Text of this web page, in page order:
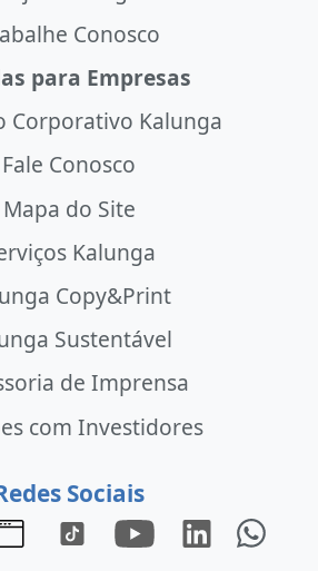
Conosco
para Empresas
Corporativo Kalunga
Fale Conosco
Mapa do Site
Kalunga
Copy&Print
Sustentável
de Imprensa
com Investidores
Sociais